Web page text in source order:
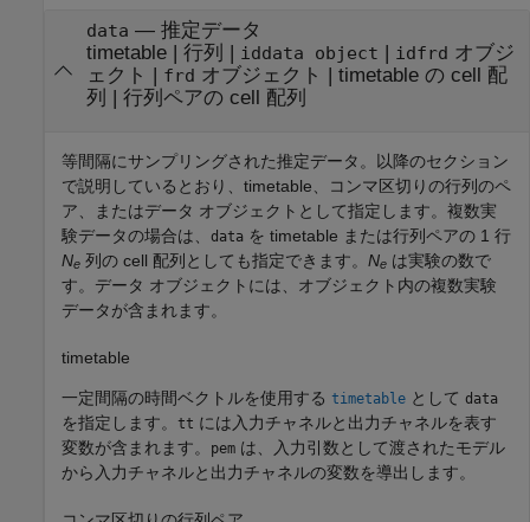
data — 推定データ
timetable| 行列 iddata object idfrd オブジ
ェクト
frd オブジェクト
timetable の cell 配
列
行列ペアの cell 配列
等間隔にサンプリングされた推定データ。以降のセクション
で説明しているとおり、timetable、コンマ区切りの行列のペ
ア、またはデータ オブジェクトとして指定します。複数実
験データの場合は、 data を timetable または行列ペアの 1 行
Ne 列の cell 配列としても指定できます。 Ne は実験の数で
す。データ オブジェクトには、オブジェクト内の複数実験
データが含まれます。
timetable
一定間隔の時間ベクトルを使用する timetable として data
を指定します。 tt には入力チャネルと出力チャネルを表す
変数が含まれます。
pem は、入力引数として渡されたモデル
から入力チャネルと出力チャネルの変数を導出します。